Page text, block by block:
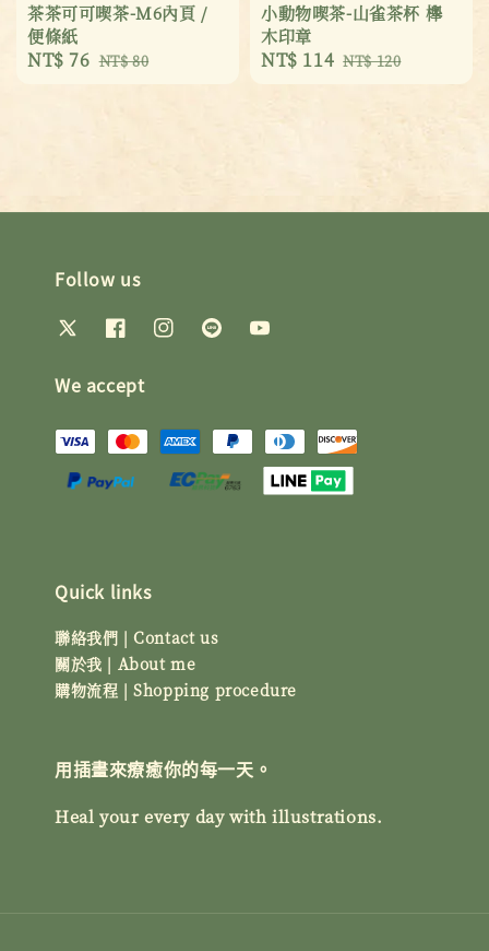
茶茶可可喫茶-M6內頁 /
便條紙
Sale
NT$ 76 Regular
NT$ 80
小動物喫茶-山雀茶杯 櫸
木印章
Sale
price
NT$ 114 Regular
NT$ 120
Follow us
We accept
Quick links
聯絡我們 | Contact us
關於我 | About me
購物流程 | Shopping procedure
用插畫來療癒你的每一天。
Heal your every day with illustrations.